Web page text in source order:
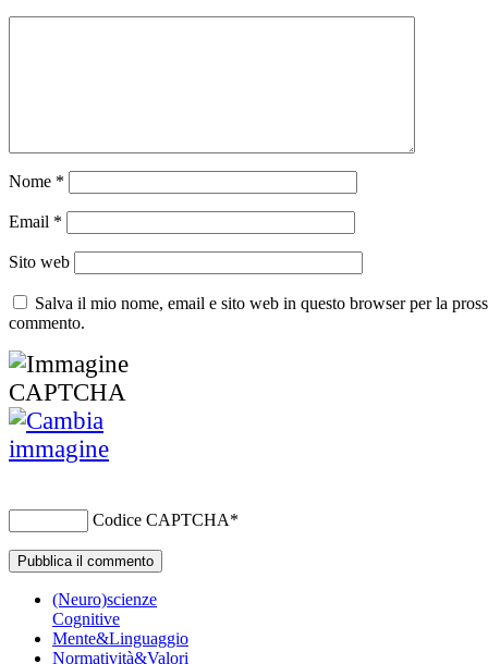
Nome *
Email *
Sito web
Salva il mio nome, email e sito web in questo browser per la
commento.
Codice CAPTCHA*
(Neuro)scienze
Cognitive
Mente&Linguaggio
Normatività&Valori